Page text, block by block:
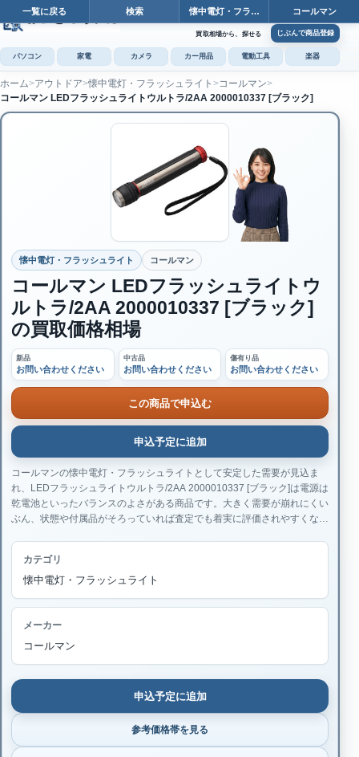
買取相場から、探せる
カート
じぶんで商品登録
パソコン 家電 カメラ カー用品 電動工具 楽器
ホーム アウトドア 懐中電灯・フラッシュライト
コールマン
コールマン LEDフラッシュライトウルトラ/2AA 2000010337 [ブラック]
懐中電灯・フラッシュライト コールマン
コールマン LEDフラッシュライトウ
ルトラ/2AA 2000010337 [ブラック]
の買取価格相場
新品
お問い合わせください
中古品
お問い合わせください
傷有り品
お問い合わせください
この商品で申込む
申込予定に追加
コールマンの懐中電灯・フラッシュライトとして安定した需要が見込ま
れ、LEDフラッシュライトウルトラ/2AA 2000010337 [ブラック]は電源は
乾電池といったバランスのよさがある商品です。大きく需要が崩れにくい
ぶん、状態や付属品がそろっていれば査定でも着実に評価されやすくなり
カテゴリ
懐中電灯・フラッシュライト
メーカー
コールマン
申込予定に追加
参考価格帯を見る
一覧に戻る 検索 懐中電灯・フラ… コールマン